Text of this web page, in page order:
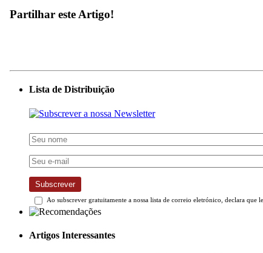
Partilhar este Artigo!
Lista de Distribuição
Subscrever
Ao subscrever gratuitamente a nossa lista de correio eletrónico, declara que
Artigos Interessantes